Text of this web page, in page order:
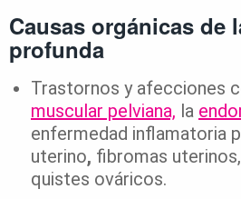
Causas orgánicas de
profunda
Trastornos y afecciones
muscular pelviana, la
enfermedad inflamatoria
uterino, fibromas
quistes ováricos.